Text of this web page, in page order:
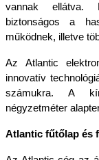
vannak ellátva.
biztonságos a
működnek, illetve
Az Atlantic
innovatív
számukra. A
négyzetméter
Atlantic fűtőlap és